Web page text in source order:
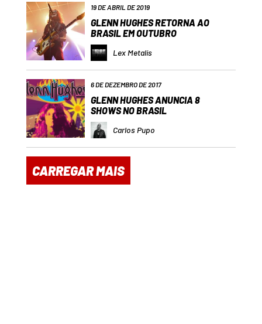
19 DE ABRIL DE 2019
GLENN HUGHES RETORNA AO
BRASIL EM OUTUBRO
Lex Metalis
6 DE DEZEMBRO DE 2017
GLENN HUGHES ANUNCIA 8
SHOWS NO BRASIL
Carlos Pupo
CARREGAR MAIS